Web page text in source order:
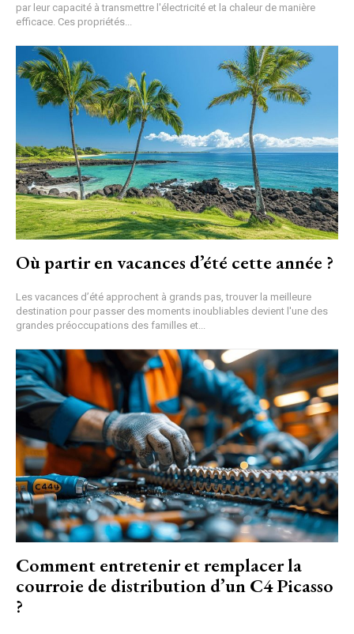
par leur capacité à transmettre l'électricité et la chaleur de manière
efficace. Ces propriétés...
Où partir en vacances d’été cette année ?
Les vacances d’été approchent à grands pas, trouver la meilleure
destination pour passer des moments inoubliables devient l'une des
grandes préoccupations des familles et...
Comment entretenir et remplacer la
courroie de distribution d’un C4 Picasso
?